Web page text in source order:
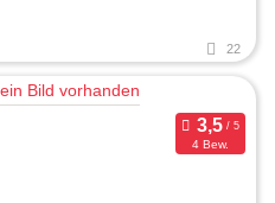
22
4 Bew.